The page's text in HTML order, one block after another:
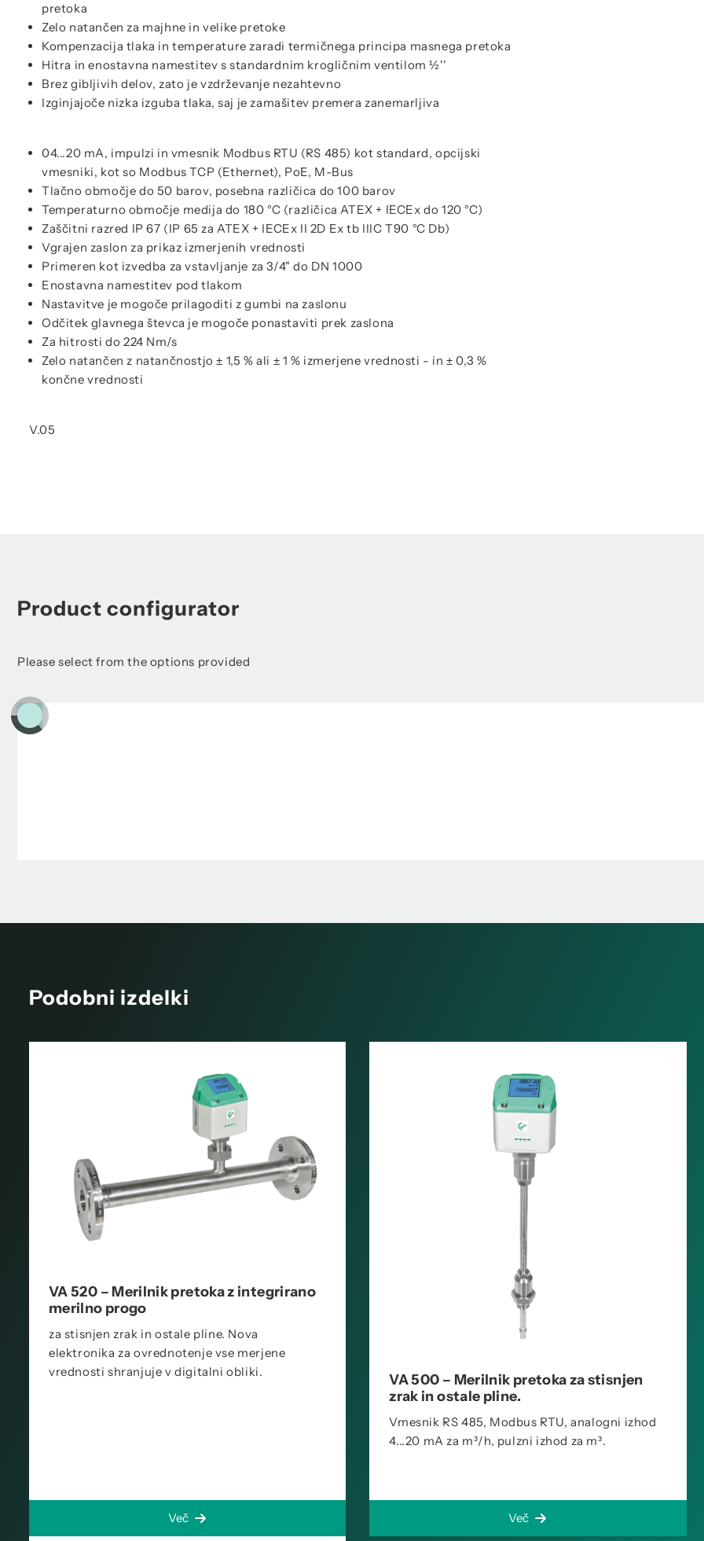
pretoka
Zelo natančen za majhne in velike pretoke
Kompenzacija tlaka in temperature zaradi termičnega principa masnega pretoka
Hitra in enostavna namestitev s standardnim krogličnim ventilom ½''
Brez gibljivih delov, zato je vzdrževanje nezahtevno
Izginjajoče nizka izguba tlaka, saj je zamašitev premera zanemarljiva
04...20 mA, impulzi in vmesnik Modbus RTU (RS 485) kot standard, opcijski
vmesniki, kot so Modbus TCP (Ethernet), PoE, M-Bus
Tlačno območje do 50 barov, posebna različica do 100 barov
Temperaturno območje medija do 180 °C (različica ATEX + IECEx do 120 °C)
Zaščitni razred IP 67 (IP 65 za ATEX + IECEx II 2D Ex tb IIIC T90 °C Db)
Vgrajen zaslon za prikaz izmerjenih vrednosti
Primeren kot izvedba za vstavljanje za 3/4" do DN 1000
Enostavna namestitev pod tlakom
Nastavitve je mogoče prilagoditi z gumbi na zaslonu
Odčitek glavnega števca je mogoče ponastaviti prek zaslona
Za hitrosti do 224 Nm/s
Zelo natančen z natančnostjo ± 1,5 % ali ± 1 % izmerjene vrednosti - in ± 0,3 %
končne vrednosti
V.05
Product configurator
Please select from the options provided
Podobni izdelki
VA 520 – Merilnik pretoka z integrirano
merilno progo
za stisnjen zrak in ostale pline. Nova
elektronika za ovrednotenje vse merjene
vrednosti shranjuje v digitalni obliki.
Več
VA 500 – Merilnik pretoka za stisnjen
zrak in ostale pline.
Vmesnik RS 485, Modbus RTU, analogni izhod
4...20 mA za m³/h, pulzni izhod za m³.
Več